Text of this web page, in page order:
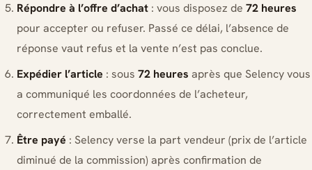
Répondre à l’offre d’achat : vous disposez de 72 heures
pour accepter ou refuser. Passé ce délai, l’absence de
réponse vaut refus et la vente n’est pas conclue.
Expédier l’article : sous 72 heures après que Selency vous
a communiqué les coordonnées de l’acheteur,
correctement emballé.
Être payé : Selency verse la part vendeur (prix de l’article
diminué de la commission) après confirmation de